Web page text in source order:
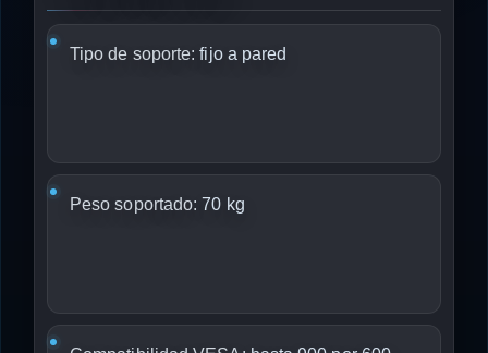
Tipo de soporte: fijo a pared
Peso soportado: 70 kg